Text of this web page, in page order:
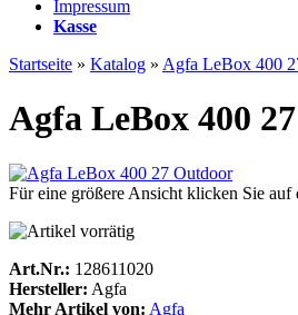
Impressum
Kasse
Startseite » Katalog » Agfa LeBox 400
Agfa LeBox 400
Für eine größere Ansicht klicken Sie auf
Art.Nr.: 128611020
Hersteller: Agfa
Mehr Artikel von: Agfa